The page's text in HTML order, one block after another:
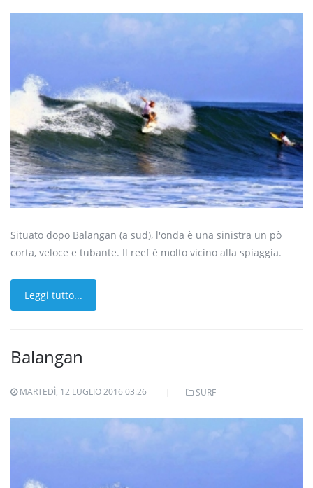
Situato dopo Balangan (a sud), l'onda è una sinistra un pò
corta, veloce e tubante. Il reef è molto vicino alla spiaggia.
Leggi tutto...
Balangan
MARTEDÌ, 12 LUGLIO 2016 03:26 SURF